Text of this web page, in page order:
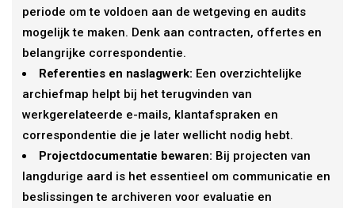
periode om te voldoen aan de wetgeving en audits
mogelijk te maken. Denk aan contracten, offertes en
belangrijke correspondentie.
Referenties en naslagwerk: Een overzichtelijke
archiefmap helpt bij het terugvinden van
werkgerelateerde e-mails, klantafspraken en
correspondentie die je later wellicht nodig hebt.
Projectdocumentatie bewaren: Bij projecten van
langdurige aard is het essentieel om communicatie en
beslissingen te archiveren voor evaluatie en